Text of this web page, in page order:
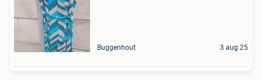
Buggenhout 3 aug 25